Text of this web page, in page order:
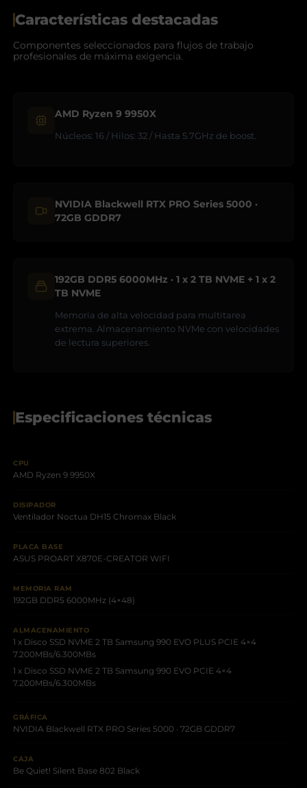
Características destacadas
Componentes seleccionados para flujos de trabajo
profesionales de máxima exigencia.
AMD Ryzen 9 9950X
Núcleos: 16 / Hilos: 32 / Hasta 5.7GHz de boost.
NVIDIA Blackwell RTX PRO Series 5000 ·
72GB GDDR7
192GB DDR5 6000MHz · 1 x 2 TB NVME + 1 x 2
TB NVME
Memoria de alta velocidad para multitarea
extrema. Almacenamiento NVMe con velocidades
de lectura superiores.
Especificaciones técnicas
CPU
AMD Ryzen 9 9950X
DISIPADOR
Ventilador Noctua DH15 Chromax Black
PLACA BASE
ASUS PROART X870E-CREATOR WIFI
MEMORIA RAM
192GB DDR5 6000MHz (4×48)
ALMACENAMIENTO
1 x Disco SSD NVME 2 TB Samsung 990 EVO PLUS PCIE 4×4
7.200MBs/6.300MBs
1 x Disco SSD NVME 2 TB Samsung 990 EVO PCIE 4×4
7.200MBs/6.300MBs
GRÁFICA
NVIDIA Blackwell RTX PRO Series 5000 · 72GB GDDR7
CAJA
Be Quiet! Silent Base 802 Black